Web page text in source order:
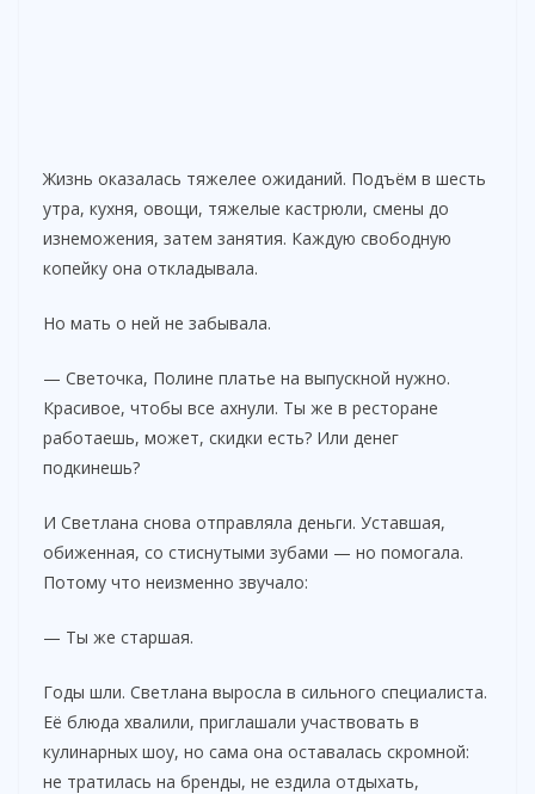
Жизнь оказалась тяжелее ожиданий. Подъём в шесть
утра, кухня, овощи, тяжелые кастрюли, смены до
изнеможения, затем занятия. Каждую свободную
копейку она откладывала.
Но мать о ней не забывала.
— Светочка, Полине платье на выпускной нужно.
Красивое, чтобы все ахнули. Ты же в ресторане
работаешь, может, скидки есть? Или денег
подкинешь?
И Светлана снова отправляла деньги. Уставшая,
обиженная, со стиснутыми зубами — но помогала.
Потому что неизменно звучало:
— Ты же старшая.
Годы шли. Светлана выросла в сильного специалиста.
Её блюда хвалили, приглашали участвовать в
кулинарных шоу, но сама она оставалась скромной:
не тратилась на бренды, не ездила отдыхать,